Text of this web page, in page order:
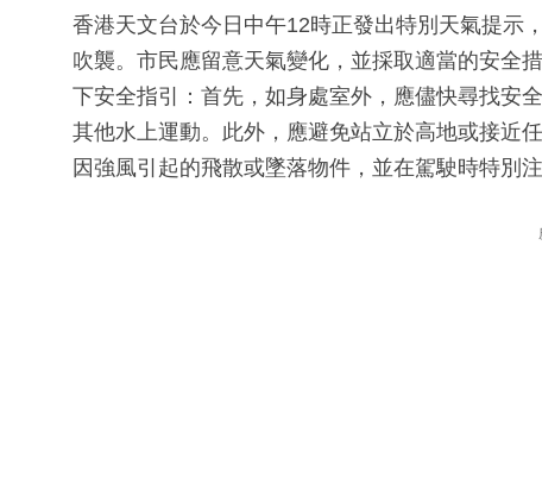
香港天文台於今日中午12時正發出特別天氣提示
吹襲。市民應留意天氣變化，並採取適當的安全
下安全指引：首先，如身處室外，應儘快尋找安
其他水上運動。此外，應避免站立於高地或接近
因強風引起的飛散或墜落物件，並在駕駛時特別